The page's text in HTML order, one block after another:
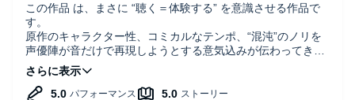
この作品 は、まさに “聴く＝体験する” を意識させる作品で
す。
原作のキャラクター性、コミカルなテンポ、“混沌”のノリを
声優陣が音だけで再現しようとする意気込みが伝わってきま
す。
Audible配信版としての利点を活かしつつ、耳で追っていく快
感を強く味わえる一作です。